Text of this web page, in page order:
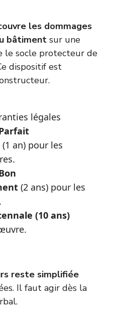
les dommages
bâtiment sur une
le socle protecteur de
dispositif est
légales
(1 an) pour les
(2 ans) pour les
(10 ans)
reste simplifiée
Il faut agir dès la